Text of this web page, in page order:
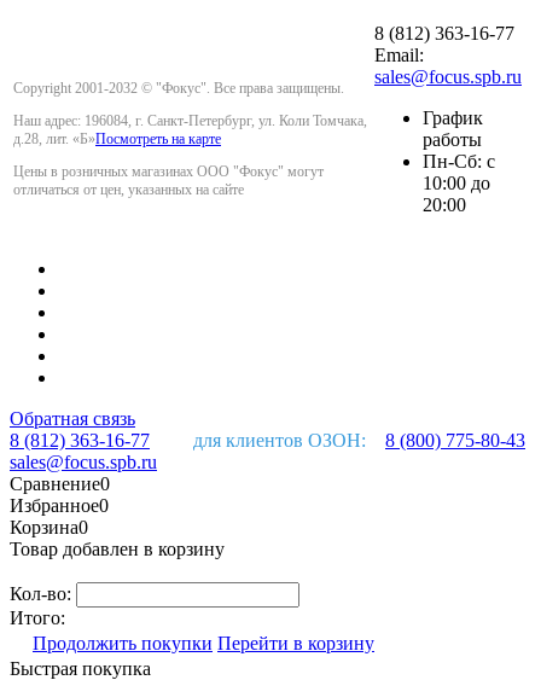
Copyright 2001-2032 © "Фокус". Все права защищены.
Наш адрес: 196084, г. Санкт-Петербург, ул. Коли Томчака,
д.28, лит. «Б»Посмотреть на карте
Цены в розничных магазинах ООО "Фокус" могут
отличаться от цен, указанных на сайте
8 (812) 363-16-77
Email:
sales@focus.spb.ru
График
работы
Пн-Сб: с
10:00 до
20:00
Обратная связь
8 (812) 363-16-77
для клиентов ОЗОН: 8 (800) 775-80-43
sales@focus.spb.ru
Сравнение0
Избранное0
Корзина0
Товар добавлен в корзину
Кол-во:
Итого:
Продолжить покупки Перейти в корзину
Быстрая покупка